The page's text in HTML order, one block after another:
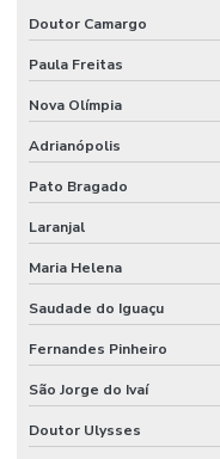
Doutor Camargo
Paula Freitas
Nova Olímpia
Adrianópolis
Pato Bragado
Laranjal
Maria Helena
Saudade do Iguaçu
Fernandes Pinheiro
São Jorge do Ivaí
Doutor Ulysses